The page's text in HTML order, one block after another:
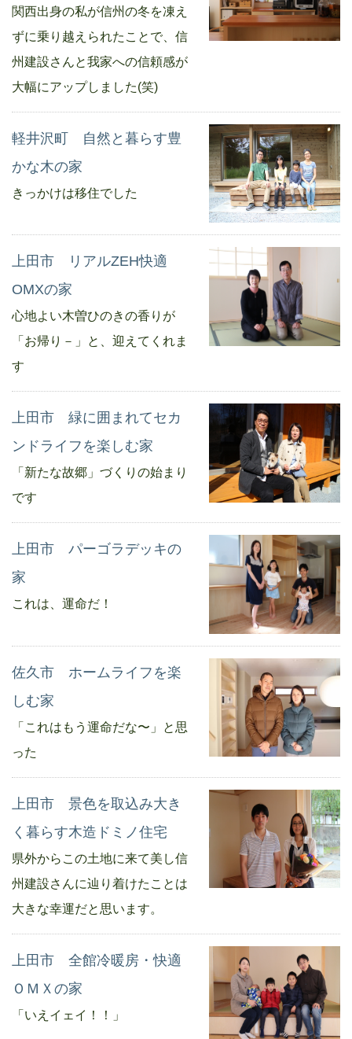
関西出身の私が信州の冬を凍え
ずに乗り越えられたことで、信
州建設さんと我家への信頼感が
大幅にアップしました(笑)
軽井沢町 自然と暮らす豊
かな木の家
きっかけは移住でした
上田市 リアルZEH快適
OMXの家
心地よい木曽ひのきの香りが
「お帰り－」と、迎えてくれま
す
上田市 緑に囲まれてセカ
ンドライフを楽しむ家
「新たな故郷」づくりの始まり
です
上田市 パーゴラデッキの
家
これは、運命だ！
佐久市 ホームライフを楽
しむ家
「これはもう運命だな〜」と思
った
上田市 景色を取込み大き
く暮らす木造ドミノ住宅
県外からこの土地に来て美し信
州建設さんに辿り着けたことは
大きな幸運だと思います。
上田市 全館冷暖房・快適
ＯＭＸの家
「いえイェイ！！」